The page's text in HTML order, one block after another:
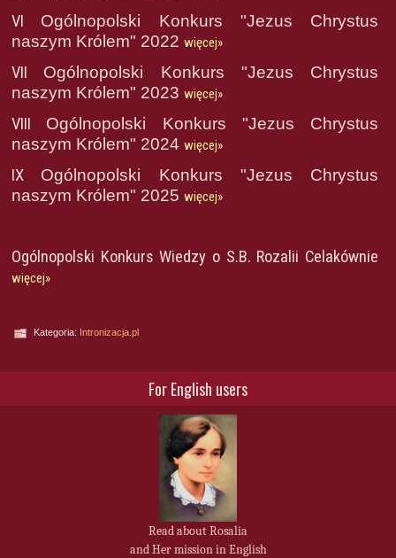
VI Ogólnopolski Konkurs "Jezus Chrystus
naszym Królem" 2022 więcej»
VII Ogólnopolski Konkurs "Jezus Chrystus
naszym Królem" 2023 więcej»
VIII Ogólnopolski Konkurs "Jezus Chrystus
naszym Królem" 2024 więcej»
IX Ogólnopolski Konkurs "Jezus Chrystus
naszym Królem" 2025 więcej»
Ogólnopolski Konkurs Wiedzy o S.B. Rozalii Celakównie
więcej»
Kategoria: Intronizacja.pl
For English users
Read about Rosalia
and Her mission in English